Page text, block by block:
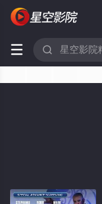
 